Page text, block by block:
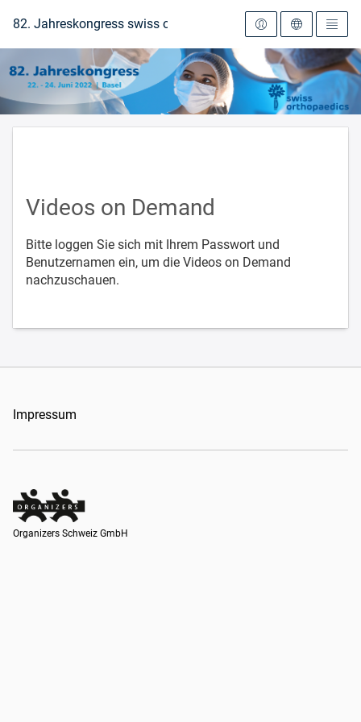
Zur Startseite
82. Jahreskongress swiss orthopaedics 2022
Videos on Demand
Bitte loggen Sie sich mit Ihrem Passwort und
Benutzernamen ein, um die Videos on Demand
nachzuschauen.
Impressum
Organizers Schweiz GmbH
Organizers Schweiz GmbH